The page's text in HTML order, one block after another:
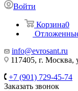
Войти
Корзина0
info@evrosant.ru
117405, г. Москва,
+7 (901) 729-45-74
Заказать звонок